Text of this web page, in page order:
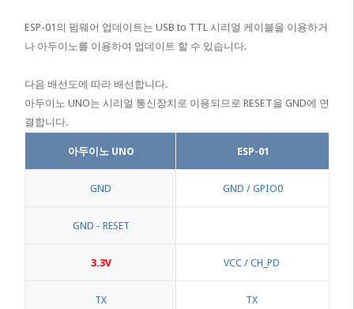
ESP-01의 펌웨어 업데이트는 USB to TTL 시리얼 케이블을 이용하거
나 아두이노를 이용하여 업데이트 할 수 있습니다.
다음 배선도에 따라 배선합니다.
아두이노 UNO는 시리얼 통신장치로 이용되므로 RESET을 GND에 연
결합니다.
아두이노 UNO ESP-01
GND GND / GPIO0
GND - RESET
3.3V VCC / CH_PD
TX TX